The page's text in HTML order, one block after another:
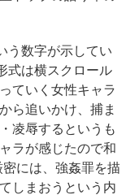
う数字が示してい
式は横スクロール
ていく女性キャラ
ら追いかけ、捕ま
凌辱するというも
ラが感じたので和
には、強姦罪を描
しまおうという内